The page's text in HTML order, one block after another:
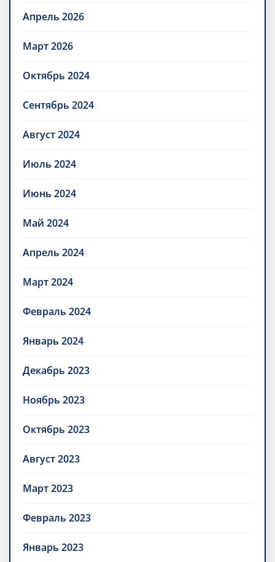
Апрель 2026
Март 2026
Октябрь 2024
Сентябрь 2024
Август 2024
Июль 2024
Июнь 2024
Май 2024
Апрель 2024
Март 2024
Февраль 2024
Январь 2024
Декабрь 2023
Ноябрь 2023
Октябрь 2023
Август 2023
Март 2023
Февраль 2023
Январь 2023